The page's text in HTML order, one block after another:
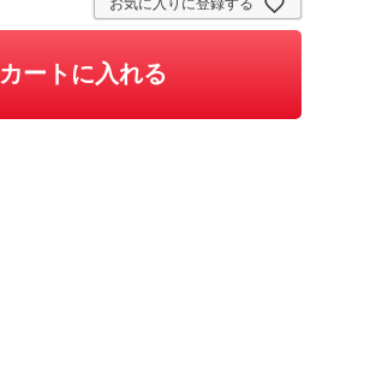
お気に入りに登録する
カートに入れる